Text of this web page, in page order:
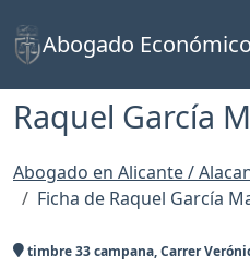
Abogado Económico
Raquel García
Abogado en Alicante /
Ficha de Raquel García
timbre 33 campana, Carrer